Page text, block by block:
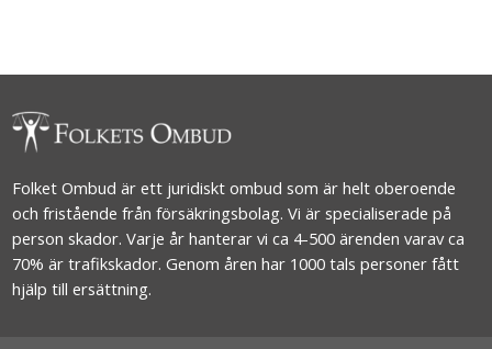
Folket Ombud är ett juridiskt ombud som är helt oberoende
och fristående från försäkringsbolag. Vi är specialiserade på
person skador. Varje år hanterar vi ca 4-500 ärenden varav ca
70% är trafikskador. Genom åren har 1000 tals personer fått
hjälp till ersättning.